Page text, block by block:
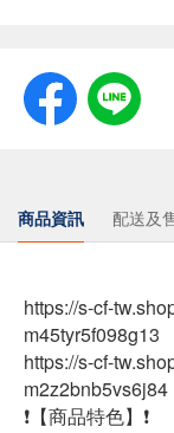
商品資訊 配送及
https://s-cf-
m45tyr5f098g13
https://s-cf-
m2z2bnb5vs6j84
❗【商品特色】❗